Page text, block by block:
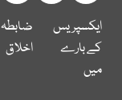
ایکسپریس
کے بارے
میں
ضابطہ
اخلاق